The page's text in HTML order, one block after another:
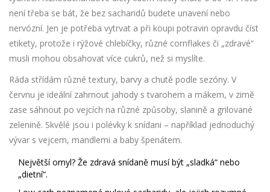
není třeba se bát, že bez sacharidů budete unavení nebo
nervózní. Jen je potřeba vytrvat a při koupi potravin opravdu číst
etikety, protože i rýžové chlebíčky, různé cornflakes či „zdravé“
musli mohou obsahovat více cukrů, než si myslíte.
Ráda střídám různé textury, barvy a chutě podle sezóny. V
červnu je ideální zahrnout jahody s tvarohem a mákem, v zimě
zase sáhnout po vejcích na různé způsoby, slanině a grilované
zelenině. Skvělé jsou i polévky k snídani – například jednoduchý
vývar s vejcem, mandlemi a baby špenátem.
Největší omyl? Že zdravá snídaně musí být „sladká“ nebo
„dietní“.